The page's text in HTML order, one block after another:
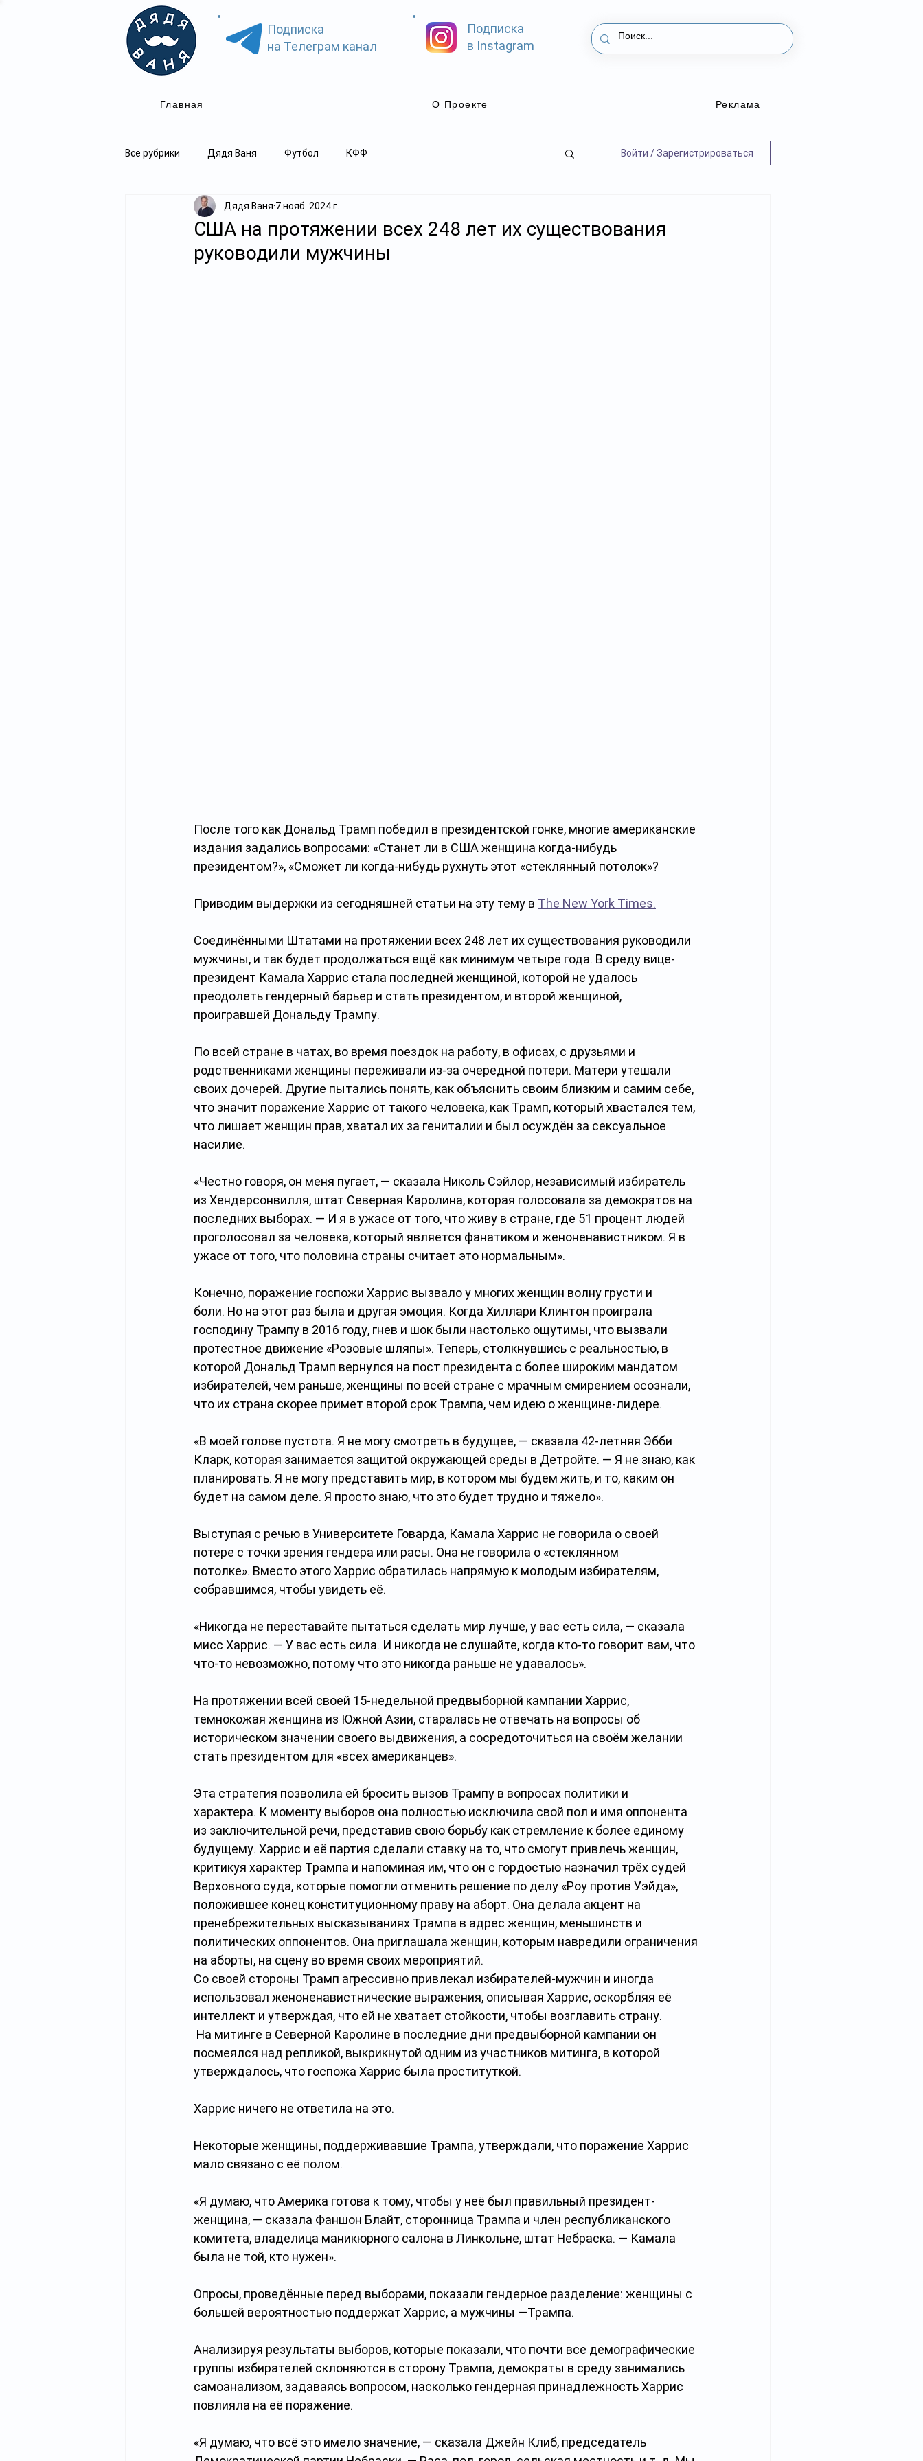
Подписка
на Телеграм канал
Главная
Подписка
в Instagram
О Проекте Реклама
Все рубрики Дядя Ваня Футбол КФФ Войти / Зарегистрироваться
США на протяжении всех 248 лет их существования
руководили мужчины
Дядя Ваня 7 нояб. 2024 г.
После того как Дональд Трамп победил в президентской гонке, многие американские
издания задались вопросами: «Станет ли в США женщина когда-нибудь
президентом?», «Сможет ли когда-нибудь рухнуть этот «стеклянный потолок»?
Приводим выдержки из сегодняшней статьи на эту тему в The New York Times.
Соединёнными Штатами на протяжении всех 248 лет их существования руководили
мужчины, и так будет продолжаться ещё как минимум четыре года. В среду вице-
президент Камала Харрис стала последней женщиной, которой не удалось
преодолеть гендерный барьер и стать президентом, и второй женщиной,
проигравшей Дональду Трампу.
По всей стране в чатах, во время поездок на работу, в офисах, с друзьями и
родственниками женщины переживали из-за очередной потери. Матери утешали
своих дочерей. Другие пытались понять, как объяснить своим близким и самим себе,
что значит поражение Харрис от такого человека, как Трамп, который хвастался тем,
что лишает женщин прав, хватал их за гениталии и был осуждён за сексуальное
насилие.
«Честно говоря, он меня пугает, — сказала Николь Сэйлор, независимый избиратель
из Хендерсонвилля, штат Северная Каролина, которая голосовала за демократов на
последних выборах. — И я в ужасе от того, что живу в стране, где 51 процент людей
проголосовал за человека, который является фанатиком и женоненавистником. Я в
ужасе от того, что половина страны считает это нормальным».
Конечно, поражение госпожи Харрис вызвало у многих женщин волну грусти и
боли. Но на этот раз была и другая эмоция. Когда Хиллари Клинтон проиграла
господину Трампу в 2016 году, гнев и шок были настолько ощутимы, что вызвали
протестное движение «Розовые шляпы». Теперь, столкнувшись с реальностью, в
которой Дональд Трамп вернулся на пост президента с более широким мандатом
избирателей, чем раньше, женщины по всей стране с мрачным смирением осознали,
что их страна скорее примет второй срок Трампа, чем идею о женщине-лидере.
«В моей голове пустота. Я не могу смотреть в будущее, — сказала 42-летняя Эбби
Кларк, которая занимается защитой окружающей среды в Детройте. — Я не знаю, как
планировать. Я не могу представить мир, в котором мы будем жить, и то, каким он
будет на самом деле. Я просто знаю, что это будет трудно и тяжело».
Выступая с речью в Университете Говарда, Камала Харрис не говорила о своей
потере с точки зрения гендера или расы. Она не говорила о «стеклянном
потолке». Вместо этого Харрис обратилась напрямую к молодым избирателям,
собравшимся, чтобы увидеть её.
«Никогда не переставайте пытаться сделать мир лучше, у вас есть сила, — сказала
мисс Харрис. — У вас есть сила. И никогда не слушайте, когда кто-то говорит вам, что
что-то невозможно, потому что это никогда раньше не удавалось».
На протяжении всей своей 15-недельной предвыборной кампании Харрис,
темнокожая женщина из Южной Азии, старалась не отвечать на вопросы об
историческом значении своего выдвижения, а сосредоточиться на своём желании
стать президентом для «всех американцев».
Эта стратегия позволила ей бросить вызов Трампу в вопросах политики и
характера. К моменту выборов она полностью исключила свой пол и имя оппонента
из заключительной речи, представив свою борьбу как стремление к более единому
будущему. Харрис и её партия сделали ставку на то, что смогут привлечь женщин,
критикуя характер Трампа и напоминая им, что он с гордостью назначил трёх судей
Верховного суда, которые помогли отменить решение по делу «Роу против Уэйда»,
положившее конец конституционному праву на аборт. Она делала акцент на
пренебрежительных высказываниях Трампа в адрес женщин, меньшинств и
политических оппонентов. Она приглашала женщин, которым навредили ограничения
на аборты, на сцену во время своих мероприятий.
Со своей стороны Трамп агрессивно привлекал избирателей-мужчин и иногда
использовал женоненавистнические выражения, описывая Харрис, оскорбляя её
интеллект и утверждая, что ей не хватает стойкости, чтобы возглавить страну.
На митинге в Северной Каролине в последние дни предвыборной кампании он
посмеялся над репликой, выкрикнутой одним из участников митинга, в которой
утверждалось, что госпожа Харрис была проституткой.
Харрис ничего не ответила на это.
Некоторые женщины, поддерживавшие Трампа, утверждали, что поражение Харрис
мало связано с её полом.
«Я думаю, что Америка готова к тому, чтобы у неё был правильный президент-
женщина, — сказала Фаншон Блайт, сторонница Трампа и член республиканского
комитета, владелица маникюрного салона в Линкольне, штат Небраска. — Камала
была не той, кто нужен».
Опросы, проведённые перед выборами, показали гендерное разделение: женщины с
большей вероятностью поддержат Харрис, а мужчины —Трампа.
Анализируя результаты выборов, которые показали, что почти все демографические
группы избирателей склоняются в сторону Трампа, демократы в среду занимались
самоанализом, задаваясь вопросом, насколько гендерная принадлежность Харрис
повлияла на её поражение.
«Я думаю, что всё это имело значение, — сказала Джейн Клиб, председатель